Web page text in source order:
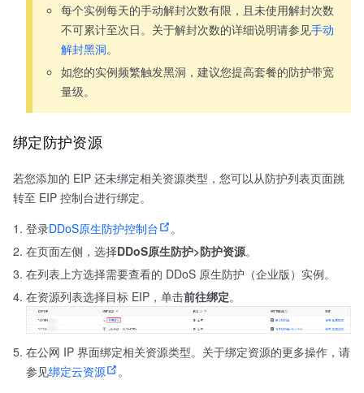
每个实例每天的手动解封次数有限，且未使用解封次数
不可累计至次日。关于解封次数的详细说明请参见手动
解封黑洞。
如您的实例频繁触发黑洞，建议您提高套餐的防护带宽
量级。
绑定防护资源
若您添加的 EIP 还未绑定相关资源类型，您可以从防护列表页面跳
转至 EIP 控制台进行绑定。
登录DDoS原生防护控制台
。
在页面左侧，选择DDoS原生防护>防护资源。
在列表上方选择需要查看的 DDoS 原生防护（企业版）实例。
在资源列表选择目标 EIP，单击前往绑定。
在公网 IP 界面绑定相关资源类型。关于绑定资源的更多操作，请
参见绑定云资源 。